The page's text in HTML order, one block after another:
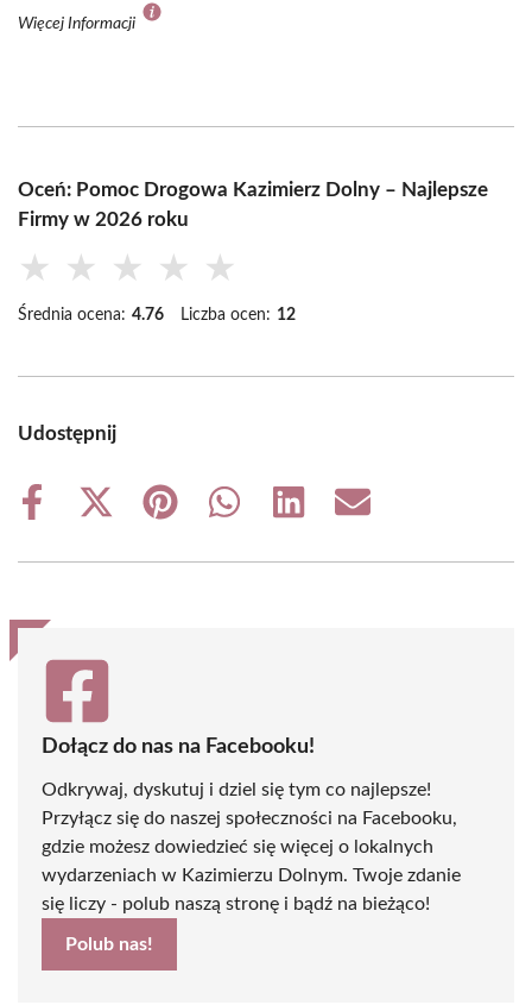
Więcej Informacji
Oceń: Pomoc Drogowa Kazimierz Dolny – Najlepsze
Firmy w 2026 roku
★ ★ ★ ★ ★
Średnia ocena: 4.76 Liczba ocen: 12
Udostępnij
Share
Share
(Twitter)
Share
Share
Share
Share
Dołącz do nas na Facebooku!
Odkrywaj, dyskutuj i dziel się tym co najlepsze!
Przyłącz się do naszej społeczności na Facebooku,
gdzie możesz dowiedzieć się więcej o lokalnych
wydarzeniach w Kazimierzu Dolnym. Twoje zdanie
się liczy - polub naszą stronę i bądź na bieżąco!
Polub nas!